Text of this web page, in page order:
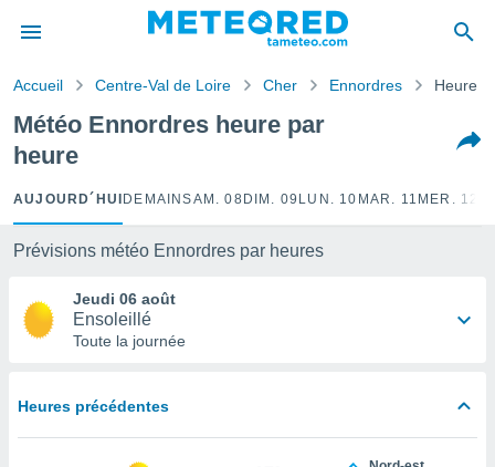
de
a
par
Accueil Centre-Val de Loire Cher Ennordres Heure
Météo Ennordres heure par
heure
AUJOURD´HUI DEMAINSAM. 08 DIM. 09 LUN. 10 MAR. 11 MER. 12
Prévisions météo Ennordres par heures
Jeudi 06 août
Ensoleillé
Toute la journée
Heures précédentes